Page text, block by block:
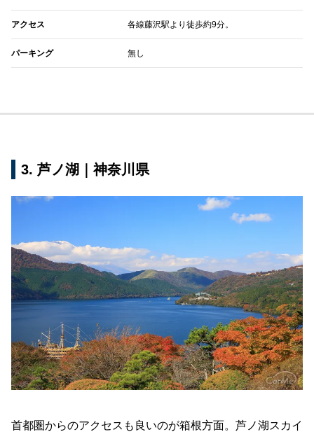
アクセス 各線藤沢駅より徒歩約9分。
パーキング 無し
3. 芦ノ湖｜神奈川県
首都圏からのアクセスも良いのが箱根方面。芦ノ湖スカイ